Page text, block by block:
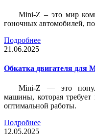
Mini-Z – это мир
гоночных автомобилей,
Подробнее
21.06.2025
Обкатка двигателя для
Mini-Z — это
машины, которая требует
оптимальной работы.
Подробнее
12.05.2025